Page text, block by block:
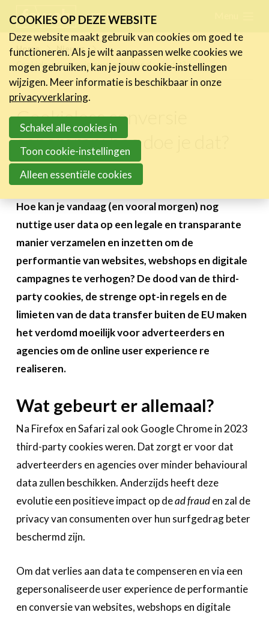
links
Jump
to
navigation
to
main
content
FR NL
Home
Nieuws
Cookieless conversie genereren: hoe doe je dat?
Cookieless conversie
genereren: hoe doe je dat?
8 maart 2022
Hoe kan je vandaag (en vooral morgen) nog
nuttige user data op een legale en transparante
manier verzamelen en inzetten om de
performantie van websites, webshops en digitale
campagnes te verhogen? De dood van de third-
party cookies, de strenge opt-in regels en de
limieten van de data transfer buiten de EU maken
het verdomd moeilijk voor adverteerders en
agencies om de online user experience re
realiseren.
Wat gebeurt er allemaal?
Na Firefox en Safari zal ook Google Chrome in 2023
third-party cookies weren. Dat zorgt er voor dat
adverteerders en agencies over minder behavioural
data zullen beschikken. Anderzijds heeft deze
evolutie een positieve impact op dead frauden zal de
privacy van consumenten over hun surfgedrag beter
beschermd zijn.
Om dat verlies aan data te compenseren en via een
gepersonaliseerde user experience de performantie
en conversie van websites, webshops en digitale
Nieuws
Nieuwsberichten
FeWeb Videos
Jobs in de sector
Activiteiten
Cases
Expertise
Toolbox
Over FeWeb
Lid worden AccountZoeken
COOKIES OP DEZE WEBSITE
Deze website maakt gebruik van cookies om goed te
functioneren. Als je wilt aanpassen welke cookies we
mogen gebruiken, kan je jouw cookie-instellingen
wijzigen. Meer informatie is beschikbaar in onze
privacyverklaring.
Schakel alle cookies in
Toon cookie-instellingen
Alleen essentiële cookies